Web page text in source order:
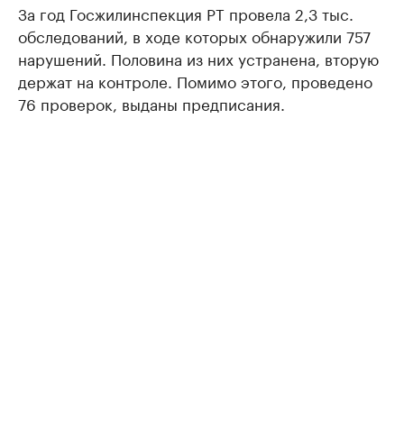
За год Госжилинспекция РТ провела 2,3 тыс.
обследований, в ходе которых обнаружили 757
нарушений. Половина из них устранена, вторую
держат на контроле. Помимо этого, проведено
76 проверок, выданы предписания.